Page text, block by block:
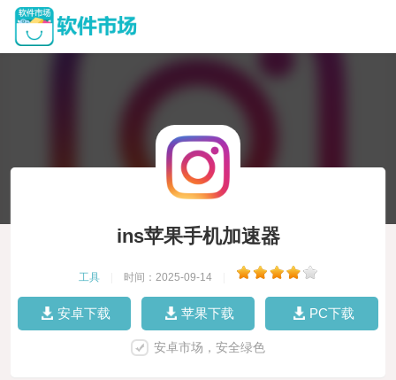
ins苹果手机加速器
工具 时间：2025-09-14
安卓下载 苹果下载 PC下载
安卓市场，安全绿色